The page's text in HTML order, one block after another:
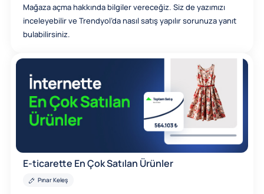
Mağaza açma hakkında bilgiler vereceğiz. Siz de yazımızı
inceleyebilir ve Trendyol’da nasıl satış yapılır sorunuza yanıt
bulabilirsiniz.
E-ticarette En Çok Satılan Ürünler
Pınar Keleş